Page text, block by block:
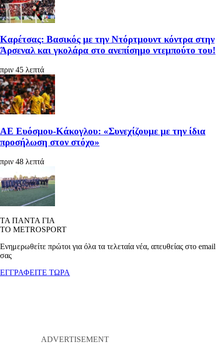
Καρέτσας: Βασικός με την Ντόρτμουντ κόντρα στην
Άρσεναλ και γκολάρα στο ανεπίσημο ντεμπούτο του!
πριν 45 λεπτά
ΑΕ Ευόσμου-Κάκογλου: «Συνεχίζουμε με την ίδια
προσήλωση στον στόχο»
πριν 48 λεπτά
ΤΑ ΠΑΝΤΑ ΓΙΑ
ΤΟ METROSPORT
Ενημερωθείτε πρώτοι για όλα τα τελεταία νέα, απευθείας στο email
σας
ΕΓΓΡΑΦΕΙΤΕ ΤΩΡΑ